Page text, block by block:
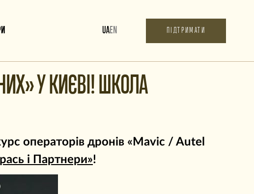
UAEN ПІДТРИМАТИ
У КИЄВІ! ШКОЛА
операторів дронів «Mavic / Autel
і Партнери»!